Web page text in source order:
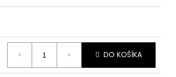
DO KOŠÍKA